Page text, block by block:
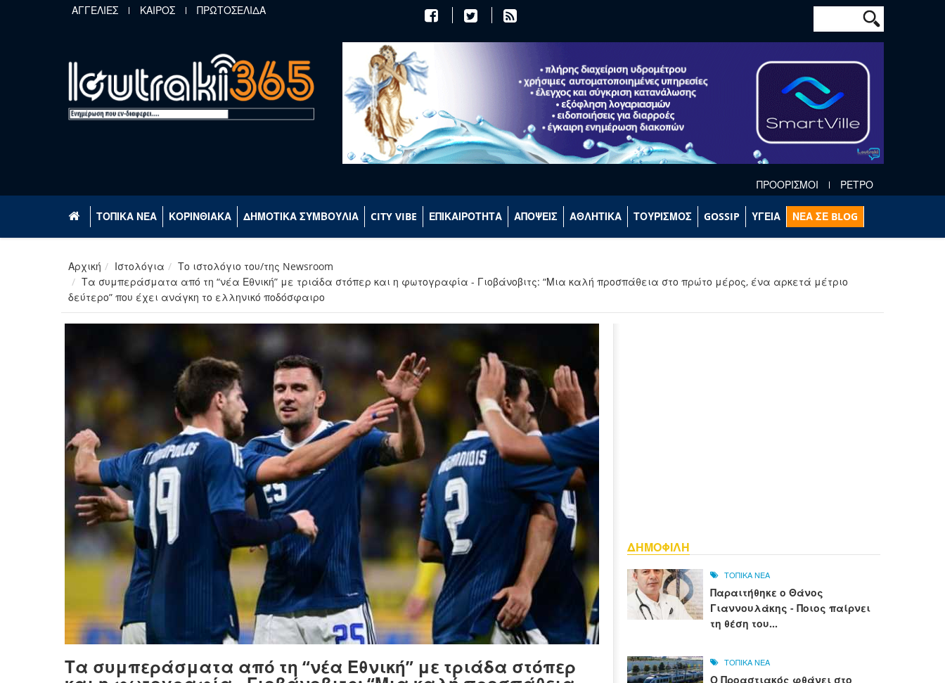
Παράκαμψη προς το κυρίως περιεχόμενο
ΑΓΓΕΛΙΕΣ ΚΑΙΡΟΣ ΠΡΩΤΟΣΕΛΙΔΑ Φόρμα
Αναζήτηση
ΠΡΟΟΡΙΣΜΟΙ ΡΕΤΡΟ
ΤΟΠΙΚΑ ΝΕΑ ΚΟΡΙΝΘΙΑΚΑ ΔΗΜΟΤΙΚΑ ΣΥΜΒΟΥΛΙΑ CITY VIBE ΕΠΙΚΑΙΡΟΤΗΤΑ ΑΠΟΨΕΙΣ ΑΘΛΗΤΙΚΑ ΤΟΥΡΙΣΜΟΣ GOSSIP ΥΓΕΙΑ ΝΕΑ ΣΕ BLOG
Αρχική Ιστολόγια
Το ιστολόγιο του/της Newsroom
Τα συμπεράσματα από τη “νέα Εθνική” με τριάδα στόπερ και η φωτογραφία - Γιοβάνοβιτς: “Μια καλή προσπάθεια στο πρώτο μέρος, ένα αρκετά μέτριο
δεύτερο” που έχει ανάγκη το ελληνικό ποδόσφαιρο
Τα συμπεράσματα από τη “νέα Εθνική” με τριάδα στόπερ
ΔΗΜΟΦΙΛΗ
ΤΟΠΙΚΑ ΝΕΑ
Παραιτήθηκε ο Θάνος
Γιαννουλάκης - Ποιος παίρνει
τη θέση του...
ΤΟΠΙΚΑ ΝΕΑ
Ο Προαστιακός φθάνει στο